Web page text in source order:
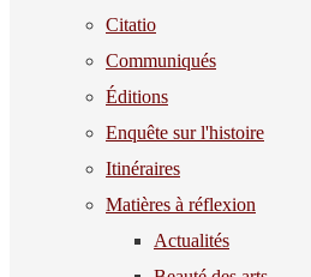
Citatio
Communiqués
Éditions
Enquête sur l'histoire
Itinéraires
Matières à réflexion
Actualités